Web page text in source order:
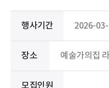
행사기간 2026-
장소 예술가의집
모집인원